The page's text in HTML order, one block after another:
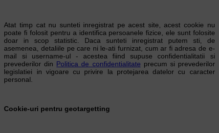
Atat timp cat nu sunteti inregistrat pe acest site, acest cookie nu
poate fi folosit pentru a identifica persoanele fizice, ele sunt folosite
doar in scop statistic. Daca sunteti inregistrat putem sti, de
asemenea, detaliile pe care ni le-ati furnizat, cum ar fi adresa de e-
mail si username-ul - acestea fiind supuse confidentialitatii si
prevederilor din Politica de confidentialitate precum si prevederilor
legislatiei in vigoare cu privire la protejarea datelor cu caracter
personal.
Cookie-uri pentru geotargetting